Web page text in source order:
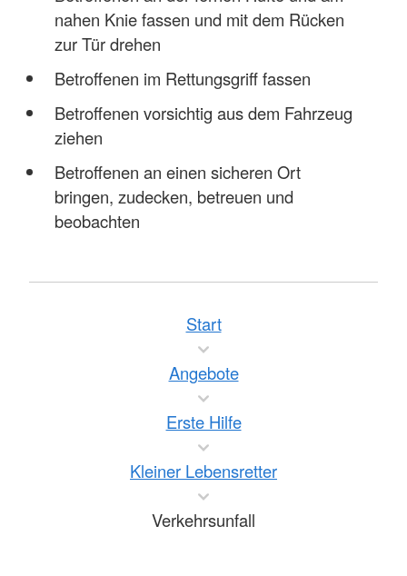
nahen Knie fassen und mit dem Rücken
zur Tür drehen
Betroffenen im Rettungsgriff fassen
Betroffenen vorsichtig aus dem Fahrzeug
ziehen
Betroffenen an einen sicheren Ort
bringen, zudecken, betreuen und
beobachten
Start
Angebote
Erste Hilfe
Kleiner Lebensretter
Verkehrsunfall